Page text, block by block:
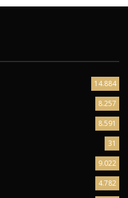
14.884
8.257
8.591
31
9.022
4.782